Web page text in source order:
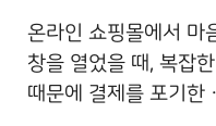
온라인 쇼핑몰에서 마
창을 열었을 때, 복잡
때문에 결제를 포기한